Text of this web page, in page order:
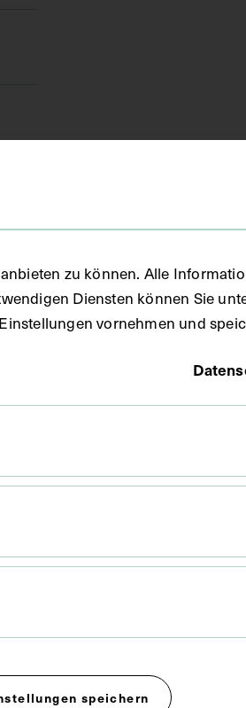
zu können. Alle
Diensten können Sie
vornehmen und
speichern